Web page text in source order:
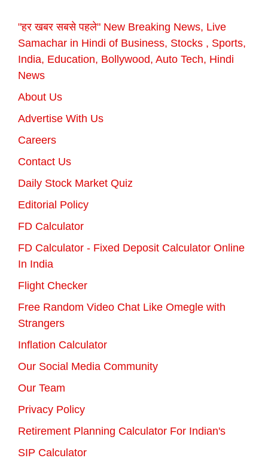
"हर खबर सबसे पहले" New Breaking News, Live
Samachar in Hindi of Business, Stocks , Sports,
India, Education, Bollywood, Auto Tech, Hindi
News
About Us
Advertise With Us
Careers
Contact Us
Daily Stock Market Quiz
Editorial Policy
FD Calculator
FD Calculator - Fixed Deposit Calculator Online
In India
Flight Checker
Free Random Video Chat Like Omegle with
Strangers
Inflation Calculator
Our Social Media Community
Our Team
Privacy Policy
Retirement Planning Calculator For Indian's
SIP Calculator